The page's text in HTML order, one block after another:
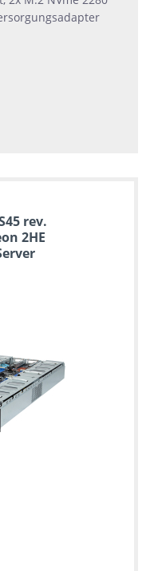
rev.
2HE